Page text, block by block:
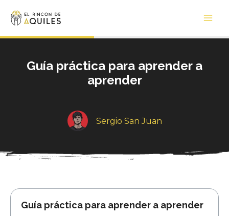
Guía práctica para aprender a
aprender
Sergio San Juan
Guía práctica para aprender a aprender